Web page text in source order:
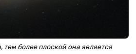
тем более плоской она является